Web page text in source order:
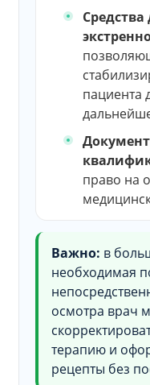
пациента
право на
Важно: в
необходимая
осмотра врач
терапию и
рецепты без